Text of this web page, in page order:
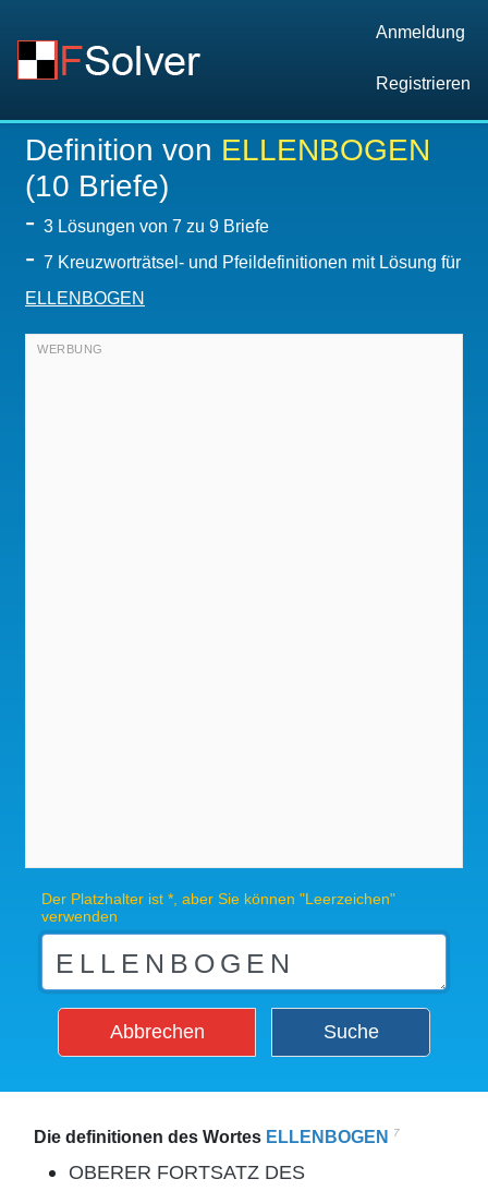
Anmeldung
Registrieren
Definition von ELLENBOGEN
(10 Briefe)
- 3 Lösungen von 7 zu 9 Briefe
- 7 Kreuzworträtsel- und Pfeildefinitionen mit Lösung für
ELLENBOGEN
Der Platzhalter ist *, aber Sie können "Leerzeichen"
verwenden
Abbrechen Suche
Die definitionen des Wortes ELLENBOGEN 7
OBERER FORTSATZ DES